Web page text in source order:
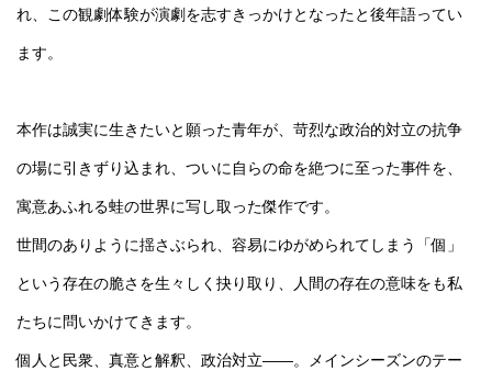
れ、この観劇体験が演劇を志すきっかけとなったと後年語ってい
ます。
本作は誠実に生きたいと願った青年が、苛烈な政治的対立の抗争
の場に引きずり込まれ、ついに自らの命を絶つに至った事件を、
寓意あふれる蛙の世界に写し取った傑作です。
世間のありように揺さぶられ、容易にゆがめられてしまう「個」
という存在の脆さを生々しく抉り取り、人間の存在の意味をも私
たちに問いかけてきます。
個人と民衆、真意と解釈、政治対立――。メインシーズンのテー